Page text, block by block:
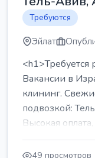
Требуются
Эйлат
Вакансии в
клининг.
подвозкой:
Высокая
...
49 просмотров